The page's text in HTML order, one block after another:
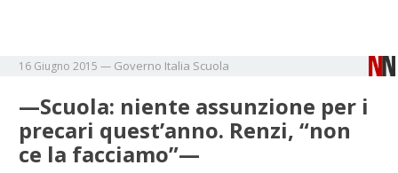
16 Giugno 2015 — Governo Italia Scuola
—Scuola: niente assunzione per i
precari quest’anno. Renzi, “non
ce la facciamo”—